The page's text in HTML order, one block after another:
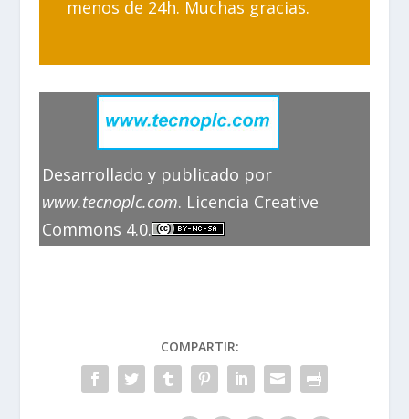
menos de 24h. Muchas gracias.
Desarrollado y publicado por
www.tecnoplc.com. Licencia Creative
Commons 4.0.
COMPARTIR: